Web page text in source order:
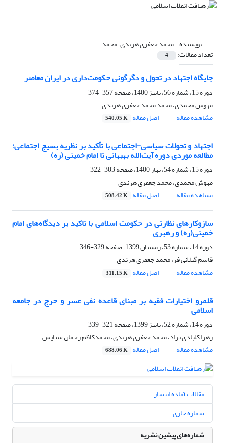
نویسنده =محمد جعفری هرندی، محمد
تعداد مقالات: 4
جایگاه اجتهاد در تحول و دگرگونی حکومت‌داری در ایران معاصر
دوره 15، شماره 56، پاییز 1400، صفحه
357-374
مهوش محمدی، محمد محمد جعفری هرندی
مشاهده مقاله
اصل مقاله 540.05 K
اجتهاد و تحولات سیاسی-اجتماعی با تأکید بر نظریه بسیج اجتماعی؛
مطالعه موردی دوره آیت‌الله بهبهانی تا امام خمینی (ره)
دوره 15، شماره 54، بهار 1400، صفحه
303-322
مهوش محمدی، محمد جعفری هرندی
مشاهده مقاله
اصل مقاله 508.42 K
سازوکارهای نظارتی در حکومت اسلامی با تاکید بر دیدگاه‌های امام
خمینی(ره) و رهبری
دوره 14، شماره 53، زمستان 1399، صفحه
329-346
قاسم گیلانی فر، محمد جعفری هرندی
مشاهده مقاله
اصل مقاله 311.15 K
قلمرو اختیارات فقیه بر مبنای قاعده نفی عسر و حرج در جامعه
اسلامی
دوره 14، شماره 52، پاییز 1399، صفحه
321-339
زهرا کلبادی نژاد، محمد جعفری هرندی، محمدکاظم رحمان ستایش
مشاهده مقاله
اصل مقاله 688.06 K
مقالات آماده انتشار
شماره جاری
شماره‌های پیشین نشریه